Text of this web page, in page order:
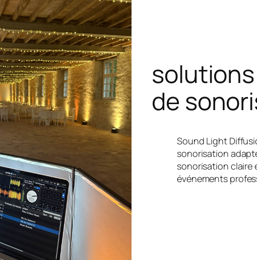
solutions
de
Sound Light
sonorisation
sonorisation claire
événements